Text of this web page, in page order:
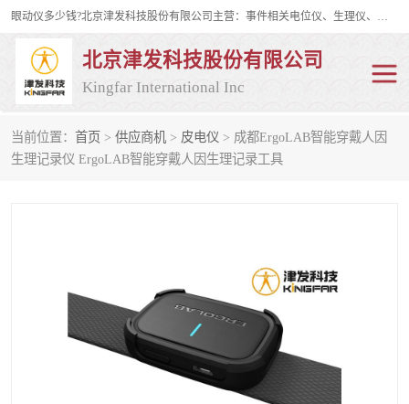
眼动仪多少钱?北京津发科技股份有限公司主营：事件相关电位仪、生理仪、肌电仪、脑电仪、皮电仪、眼动仪；是国家级高新技术企业、科技部认定的科技型中小企业和中关村高新技术企业，具备保密资格，具备自主进出口经营权；自主研发技术、产品与服务荣获多项省部级科学技术奖励、国家发明专利、国家软件著作权和省部级新技术新产品（服务）认证。
北京津发科技股份有限公司
Kingfar International Inc
当前位置： 首页 > 供应商机 > 皮电仪 > 成都ErgoLAB智能穿戴人因
生理记录仪 ErgoLAB智能穿戴人因生理记录工具
皮电仪 脑电仪
行为观察与表情分析 动作捕捉与生物力学
情绪与生理记录 人机交互实验室
神经营销与消费行为实验 车俩与驾驶模拟